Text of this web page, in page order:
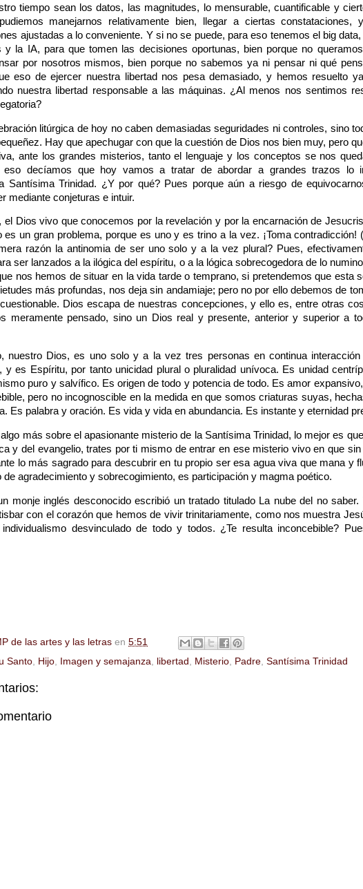
tiempo sean los datos, las magnitudes, lo mensurable, cuantificable y
manejarnos relativamente bien, llegar a ciertas constataciones,
ajustadas a lo conveniente. Y si no se puede, para eso tenemos el big
y la IA, para que tomen las decisiones oportunas, bien porque no
por nosotros mismos, bien porque no sabemos ya ni pensar ni qué
eso de ejercer nuestra libertad nos pesa demasiado, y hemos resuelto
nuestra libertad responsable a las máquinas. ¿Al menos nos sentimos
litúrgica de hoy no caben demasiadas seguridades ni controles, sino
Hay que apechugar con que la cuestión de Dios nos bien muy, pero
ante los grandes misterios, tanto el lenguaje y los conceptos se nos
eso decíamos que hoy vamos a tratar de abordar a grandes trazos lo
Santísima Trinidad. ¿Y por qué? Pues porque aún a riesgo de
mediante conjeturas e intuir.
el Dios vivo que conocemos por la revelación y por la encarnación de
un gran problema, porque es uno y es trino a la vez. ¡Toma contradicción!
razón la antinomia de ser uno solo y a la vez plural? Pues,
ser lanzados a la ilógica del espíritu, o a la lógica sobrecogedora de lo
nos hemos de situar en la vida tarde o temprano, si pretendemos que esta
más profundas, nos deja sin andamiaje; pero no por ello debemos de
Dios escapa de nuestras concepciones, y ello es, entre otras
meramente pensado, sino un Dios real y presente, anterior y superior a
nuestro Dios, es uno solo y a la vez tres personas en continua
y es Espíritu, por tanto unicidad plural o pluralidad unívoca. Es unidad
puro y salvífico. Es origen de todo y potencia de todo. Es amor
pero no incognoscible en la medida en que somos criaturas suyas,
Es palabra y oración. Es vida y vida en abundancia. Es instante y eternidad
más sobre el apasionante misterio de la Santísima Trinidad, lo mejor es
y del evangelio, trates por ti mismo de entrar en ese misterio vivo en que
lo más sagrado para descubrir en tu propio ser esa agua viva que mana y
de agradecimiento y sobrecogimiento, es participación y magma poético.
monje inglés desconocido escribió un tratado titulado La nube del no saber.
con el corazón que hemos de vivir trinitariamente, como nos muestra
desvinculado de todo y todos. ¿Te resulta inconcebible?
de las artes y las letras en 5:51
Santo, Hijo, Imagen y semajanza, libertad , Misterio, Padre, Santísima Trinidad